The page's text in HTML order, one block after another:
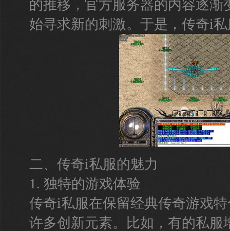
的推移，官方服务器的内容逐渐
始寻求新的刺激。于是，传奇i
二、传奇i私服的魅力
1. 独特的游戏体验
传奇i私服在保留经典传奇游戏
许多创新元素。比如，有的私服